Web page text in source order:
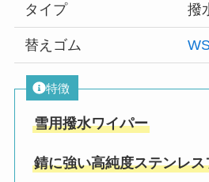
タイプ 撥
替えゴム
特徴
雪用撥水ワイパー
錆に強い高純度ステンレ